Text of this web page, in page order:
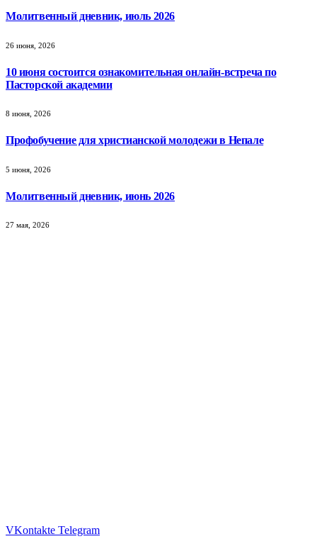
Молитвенный дневник, июль 2026
26 июня, 2026
10 июня состоится ознакомительная онлайн-встреча по
Пасторской академии
8 июня, 2026
Профобучение для христианской молодежи в Непале
5 июня, 2026
Молитвенный дневник, июнь 2026
27 мая, 2026
VKontakte Telegram